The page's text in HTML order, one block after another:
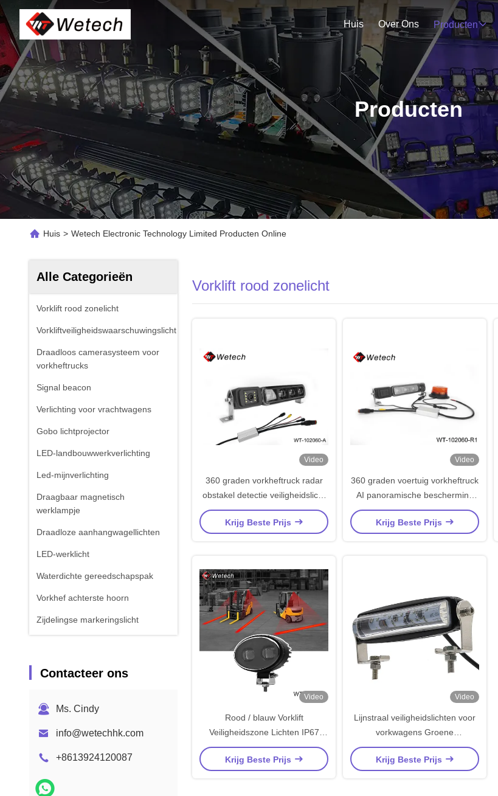
Huis Over Ons Producten
Producten
Huis > Wetech Electronic Technology Limited Producten Online
Alle Categorieën
Vorklift rood zonelicht
Vorkliftveiligheidswaarschuwingslicht
Draadloos camerasysteem voor
vorkheftrucks
Signal beacon
Verlichting voor vrachtwagens
Gobo lichtprojector
LED-landbouwwerkverlichting
Led-mijnverlichting
Draagbaar magnetisch
werklampje
Draadloze aanhangwagellichten
LED-werklicht
Waterdichte gereedschapspak
Vorkhef achterste hoorn
Zijdelingse markeringslicht
Contacteer ons
Ms. Cindy
info@wetechhk.com
+8613924120087
Vorklift rood zonelicht
Video
360 graden vorkheftruck radar
obstakel detectie veiligheidslicht
view controlebox systeem
Krijg Beste Prijs
Video
360 graden voertuig vorkheftruck
AI panoramische bescherming
waarschuwingslicht weergave
besturingssysteem
Krijg Beste Prijs
Video
Rood / blauw Vorklift
Veiligheidszone Lichten IP67
Vork Truck Veiligheidslicht
Krijg Beste Prijs
Video
Lijnstraal veiligheidslichten voor
vorkwagens Groene
waarschuwingslichten voor
vorkwagens IP67
Krijg Beste Prijs